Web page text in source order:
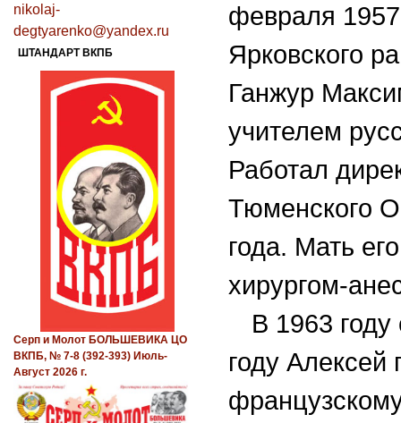
февраля
Ярковского
Ганжур
учителем
Работал
Тюменского
года. Мать
хирургом-
В 1963
году
nikolaj-
degtyarenko@yandex.ru
ШТАНДАРТ ВКПБ
Серп и Молот БОЛЬШЕВИКА ЦО
ВКПБ, № 7-8 (392-393) Июль-
Август 2026 г.